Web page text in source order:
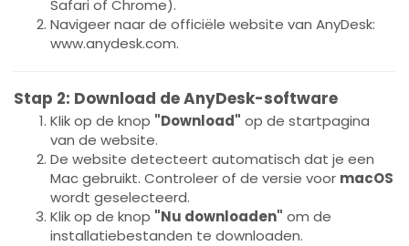
Safari of Chrome).
Navigeer naar de officiële website van AnyDesk:
www.anydesk.com.
Stap 2: Download de AnyDesk-software
Klik op de knop "Download" op de startpagina
van de website.
De website detecteert automatisch dat je een
Mac gebruikt. Controleer of de versie voor macOS
wordt geselecteerd.
Klik op de knop "Nu downloaden" om de
installatiebestanden te downloaden.